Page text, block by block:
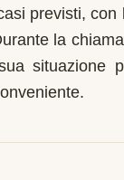
previsti, con
la
situazione